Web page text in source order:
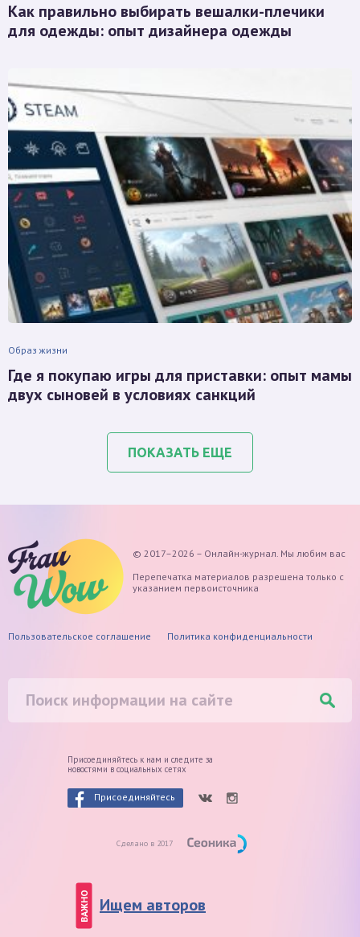
Как правильно выбирать вешалки-плечики
для одежды: опыт дизайнера одежды
Образ жизни
Где я покупаю игры для приставки: опыт мамы
двух сыновей в условиях санкций
ПОКАЗАТЬ ЕЩЕ
© 2017–2026 – Онлайн-журнал. Мы любим вас
Перепечатка материалов разрешена только с
указанием первоисточника
Пользовательское соглашение Политика конфиденциальности
Присоединяйтесь к нам и следите за
новостями в социальных сетях
Присоединяйтесь
Сделано в 2017
ВАЖНО Ищем авторов